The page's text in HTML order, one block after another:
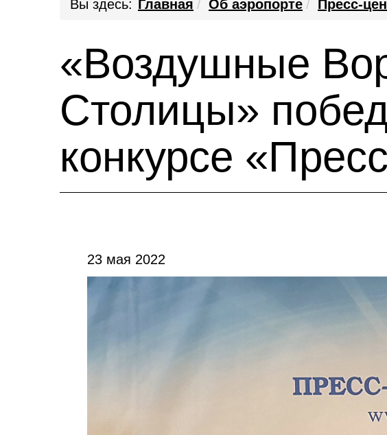
Вы здесь: Главная Об аэропорте Пресс-
«Воздушные
Столицы»
конкурсе
23 мая 2022